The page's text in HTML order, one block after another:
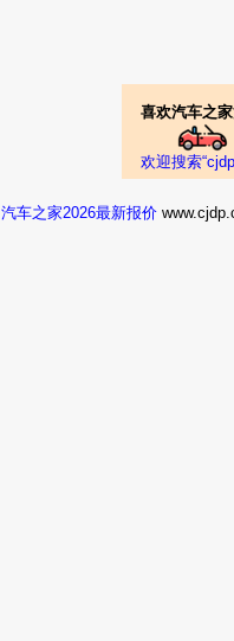
喜欢汽车之
欢迎搜索
汽车之家2026最新报价